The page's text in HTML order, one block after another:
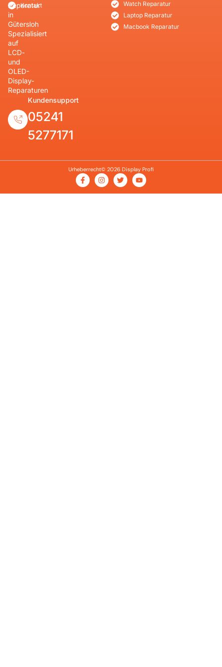
Reparatur
in
Gütersloh
Spezialisiert
auf
LCD-
und
OLED-
Display-
Reparaturen
Kundensupport
05241
5277171
Kontakt
Watch Reparatur
Laptop Reparatur
Macbook Reparatur
Urheberrecht© 2026 Display Profi